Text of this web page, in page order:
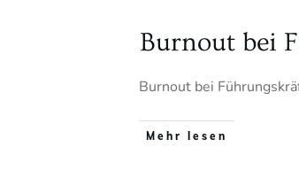
Burnout bei
Burnout bei
Mehr lesen